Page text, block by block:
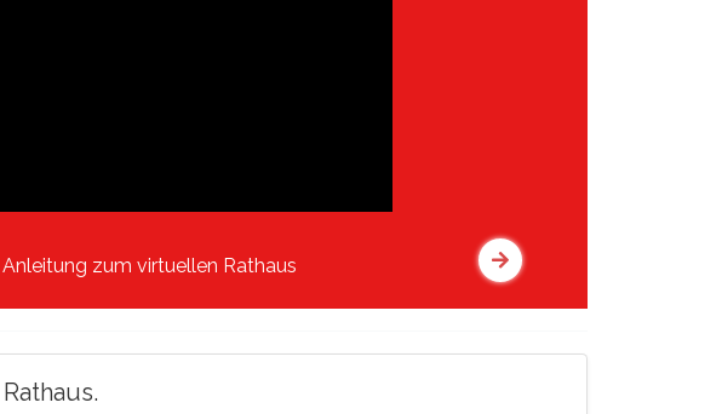
Anleitung zum virtuellen Rathaus